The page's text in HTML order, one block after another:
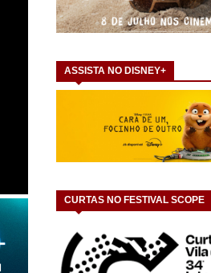
ASSISTA NO DISNEY+
CURTAS NO FESTIVAL SCOPE